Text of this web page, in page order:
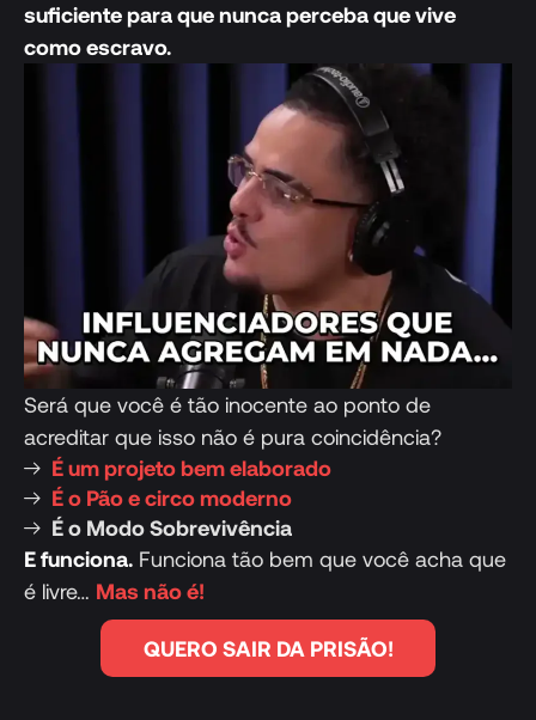
suficiente para que nunca perceba que vive
como escravo.
Será que você é tão inocente ao ponto de
acreditar que isso não é pura coincidência?
É um projeto bem elaborado
É o Pão e circo moderno
É o Modo Sobrevivência
E funciona. Funciona tão bem que você acha que
é livre… Mas não é!
QUERO SAIR DA PRISÃO!